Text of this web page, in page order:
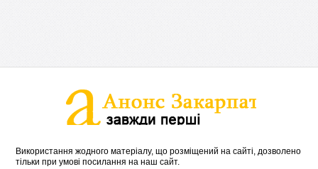
Використання жодного матеріалу, що розміщений на сайті, дозволено
тільки при умові посилання на наш сайт.